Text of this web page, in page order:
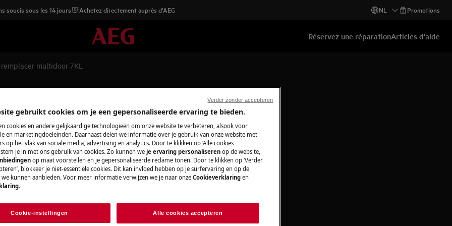
soucis sous les 14 jours Achetez directement auprès d'AEG NL Promotions
Réservez une réparationArticles d'aide
multidoor 7KL
7KL
et débranchez la fiche secteur
pour les appareils lourds, il
fermées.
gebruikt cookies om je een gepersonaliseerde ervaring te bieden.
cookies en andere gelijkaardige technologieën om onze website te verbeteren, alsook voor
en marketingdoeleinden. Daarnaast delen we informatie over je gebruik van onze website met
op het vlak van sociale media, advertising en analytics. Door te klikken op ‘Alle cookies
stem je in met ons gebruik van cookies. Zo kunnen we je ervaring personaliseren op de website,
op maat voorstellen en je gepersonaliseerde reclame tonen. Door te klikken op ‘Verder
blokkeer je niet-essentiële cookies. Dit kan invloed hebben op je surfervaring en op de
kunnen aanbieden. Voor meer informatie verwijzen we je naar onze Cookieverklaring en
.
Cookie-instellingen Alle cookies accepteren
Verder zonder accepteren